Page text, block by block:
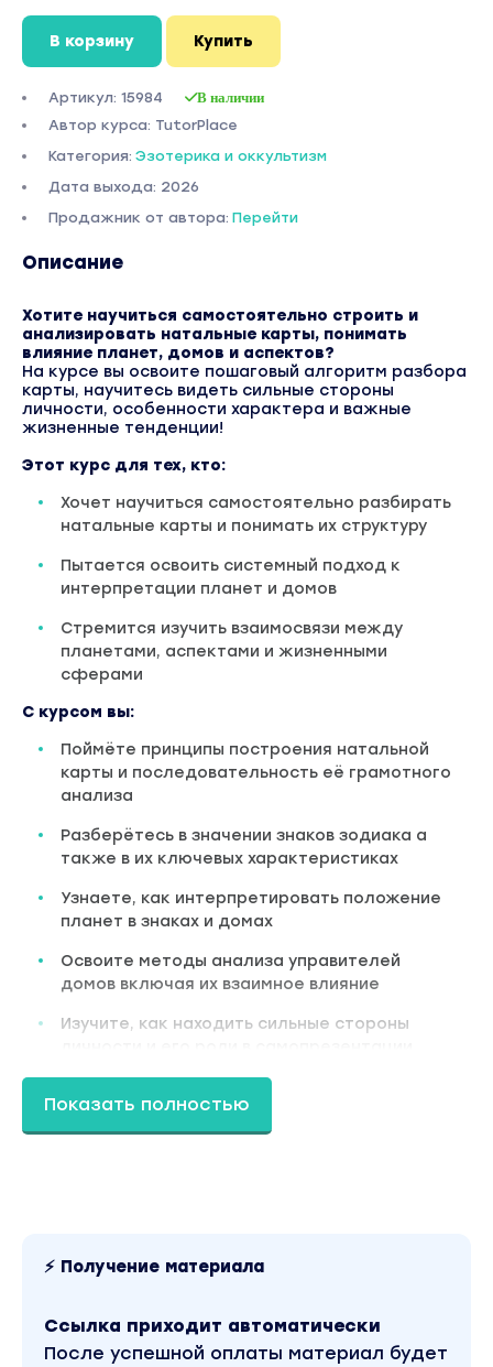
В корзину Купить
Артикул: 15984 В наличии
Автор курса: TutorPlace
Категория: Эзотерика и оккультизм
Дата выхода: 2026
Продажник от автора: Перейти
Описание
Хотите научиться самостоятельно строить и
анализировать натальные карты, понимать
влияние планет, домов и аспектов?
На курсе вы освоите пошаговый алгоритм разбора
карты, научитесь видеть сильные стороны
личности, особенности характера и важные
жизненные тенденции!
Этот курс для тех, кто:
Хочет научиться самостоятельно разбирать
натальные карты и понимать их структуру
Пытается освоить системный подход к
интерпретации планет и домов
Стремится изучить взаимосвязи между
планетами, аспектами и жизненными
сферами
С курсом вы:
Поймёте принципы построения натальной
карты и последовательность её грамотного
анализа
Разберётесь в значении знаков зодиака а
также в их ключевых характеристиках
Узнаете, как интерпретировать положение
планет в знаках и домах
Освоите методы анализа управителей
домов включая их взаимное влияние
Изучите, как находить сильные стороны
Обучитесь структурировать большой объём
астрологической информации без путаницы
диплом психолога, обладает многовековыми
знаниями своего рода. Является опытным
работы во всех сферах вашей жизни.
Программа:
Показать полностью
⚡ Получение материала
Ссылка приходит автоматически
После успешной оплаты материал будет